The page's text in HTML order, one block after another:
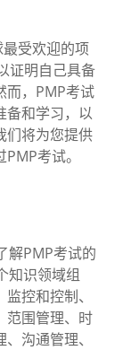
受欢迎的项
证明自己具备
而，PMP考试
备和学习，以
们将为您提供
考试。
PMP考试的
知识领域组
控和控制、
范围管理、时
沟通管理、